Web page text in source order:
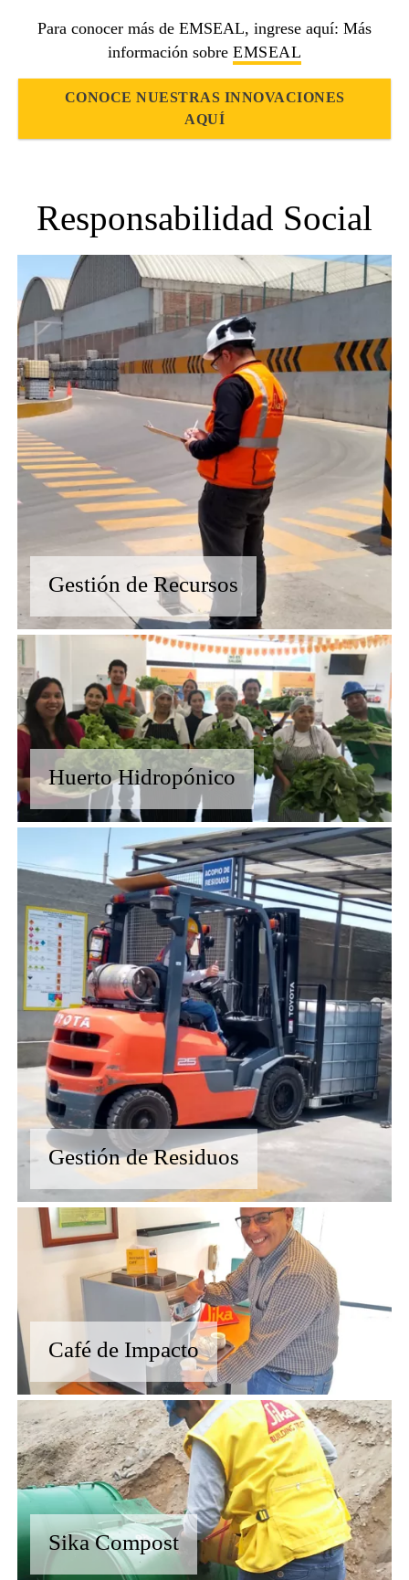
Para conocer más de EMSEAL, ingrese aquí: Más
información sobre EMSEAL
CONOCE NUESTRAS INNOVACIONES
AQUÍ
Responsabilidad Social
Gestión de Recursos
Huerto Hidropónico
Gestión de Residuos
Café de Impacto
Sika Compost